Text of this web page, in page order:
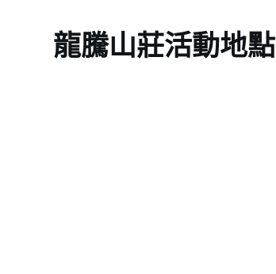
龍騰山莊活動地點